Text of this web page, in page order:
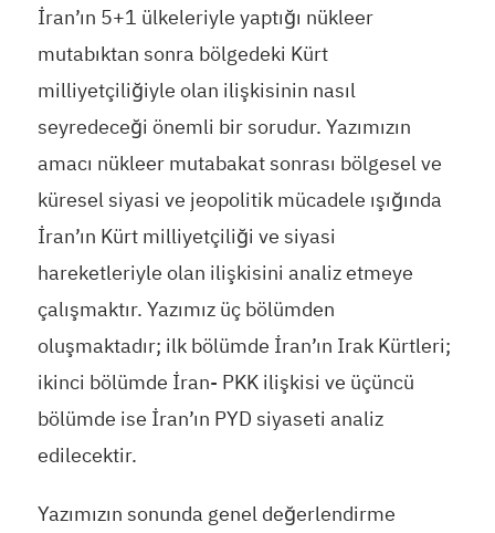
İran’ın 5+1 ülkeleriyle yaptığı nükleer
mutabıktan sonra bölgedeki Kürt
milliyetçiliğiyle olan ilişkisinin nasıl
seyredeceği önemli bir sorudur. Yazımızın
amacı nükleer mutabakat sonrası bölgesel ve
küresel siyasi ve jeopolitik mücadele ışığında
İran’ın Kürt milliyetçiliği ve siyasi
hareketleriyle olan ilişkisini analiz etmeye
çalışmaktır. Yazımız üç bölümden
oluşmaktadır; ilk bölümde İran’ın Irak Kürtleri;
ikinci bölümde İran- PKK ilişkisi ve üçüncü
bölümde ise İran’ın PYD siyaseti analiz
edilecektir.
Yazımızın sonunda genel değerlendirme